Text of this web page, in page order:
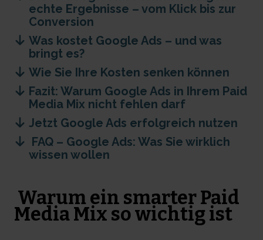
echte Ergebnisse – vom Klick bis zur
Conversion
Was kostet Google Ads – und was
bringt es?
Wie Sie Ihre Kosten senken können
Fazit: Warum Google Ads in Ihrem Paid
Media Mix nicht fehlen darf
Jetzt Google Ads erfolgreich nutzen
FAQ – Google Ads: Was Sie wirklich
wissen wollen
Warum ein smarter Paid
Media Mix so wichtig ist